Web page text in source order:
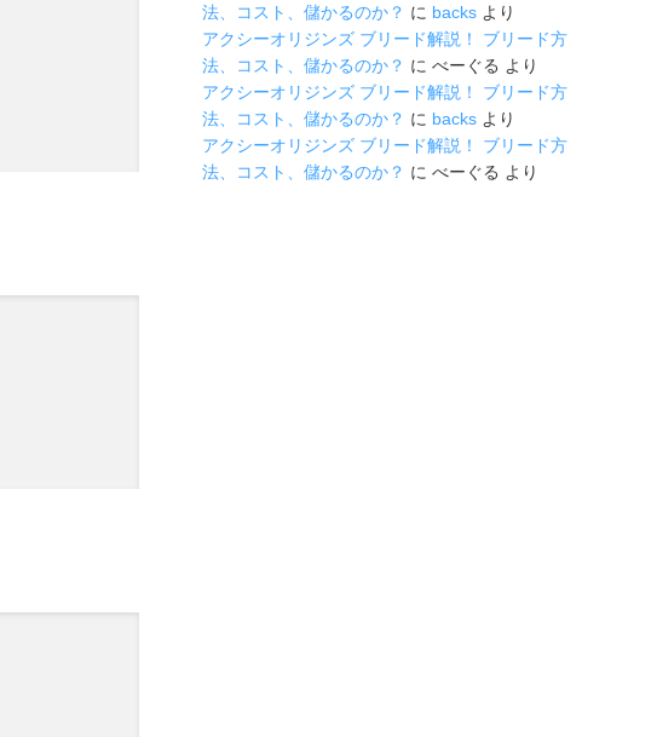
法、コスト、儲かるのか？ に backs より
アクシーオリジンズ ブリード解説！ ブリード方
法、コスト、儲かるのか？ に べーぐる より
アクシーオリジンズ ブリード解説！ ブリード方
法、コスト、儲かるのか？ に backs より
アクシーオリジンズ ブリード解説！ ブリード方
法、コスト、儲かるのか？ に べーぐる より